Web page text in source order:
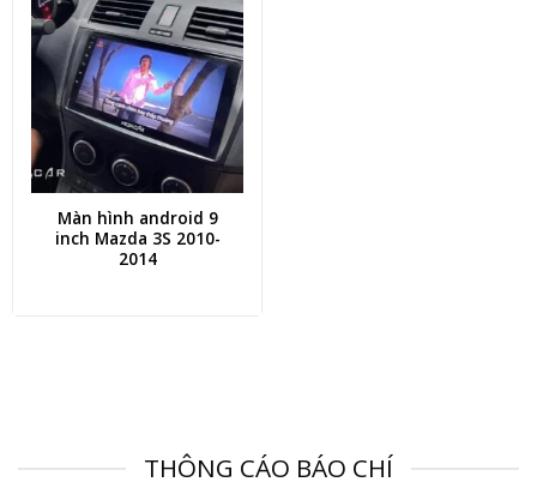
Màn hình android 9
inch Mazda 3S 2010-
2014
THÔNG CÁO BÁO CHÍ